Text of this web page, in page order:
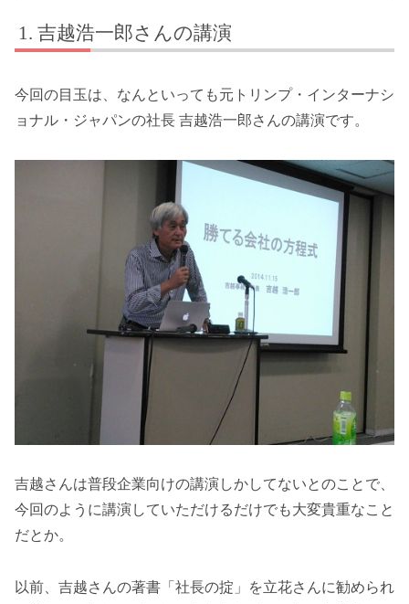
吉越浩一郎さんの講演
今回の目玉は、なんといっても元トリンプ・インターナシ
ョナル・ジャパンの社長 吉越浩一郎さんの講演です。
吉越さんは普段企業向けの講演しかしてないとのことで、
今回のように講演していただけるだけでも大変貴重なこと
だとか。
以前、吉越さんの著書「社長の掟」を立花さんに勧められ